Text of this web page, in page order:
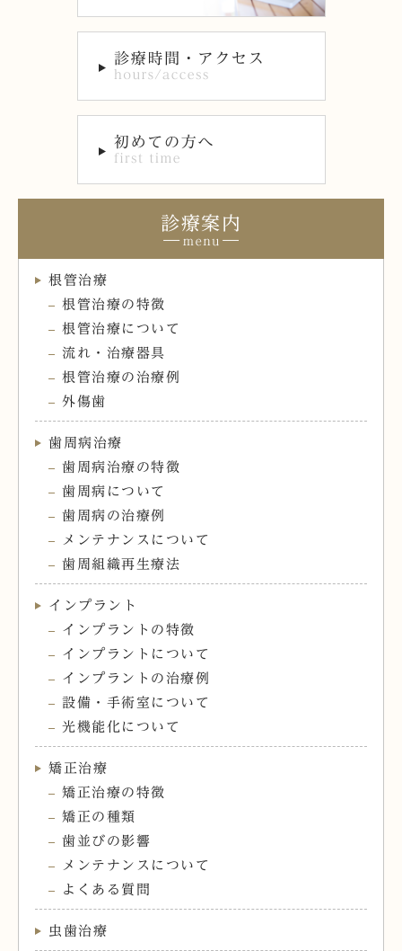
診療案内
根管治療
根管治療の特徴
根管治療について
流れ・治療器具
根管治療の治療例
外傷歯
歯周病治療
歯周病治療の特徴
歯周病について
歯周病の治療例
メンテナンスについて
歯周組織再生療法
インプラント
インプラントの特徴
インプラントについて
インプラントの治療例
設備・手術室について
光機能化について
矯正治療
矯正治療の特徴
矯正の種類
歯並びの影響
メンテナンスについて
よくある質問
虫歯治療